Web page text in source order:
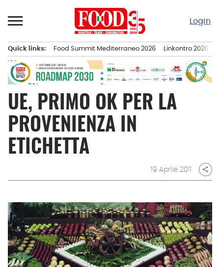
al
Login
principale
Quick links: Food Summit Mediterraneo 2026 Linkontro 2026
UE, PRIMO OK PER LA
PROVENIENZA IN
ETICHETTA
19 Aprile 2011 share